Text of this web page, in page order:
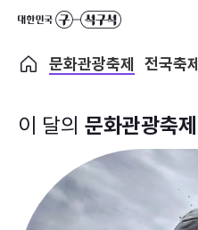
문화관광축제 전국축제
이 달의 문화관광축제